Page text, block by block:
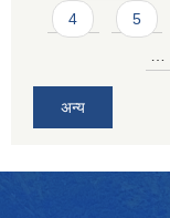
4 5
…
अन्य